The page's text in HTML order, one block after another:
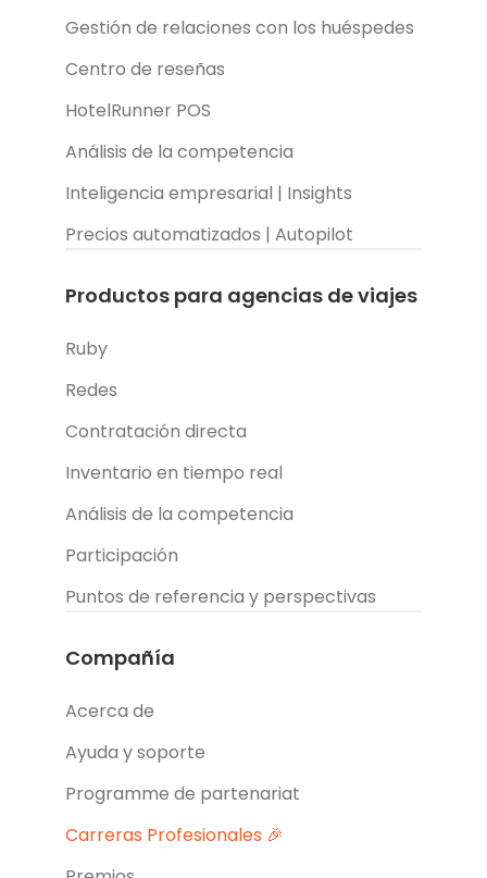
Gestión de relaciones con los huéspedes
Centro de reseñas
HotelRunner POS
Análisis de la competencia
Inteligencia empresarial | Insights
Precios automatizados | Autopilot
Productos para agencias de viajes
Ruby
Redes
Contratación directa
Inventario en tiempo real
Análisis de la competencia
Participación
Puntos de referencia y perspectivas
Compañía
Acerca de
Ayuda y soporte
Programme de partenariat
Carreras Profesionales 🎉